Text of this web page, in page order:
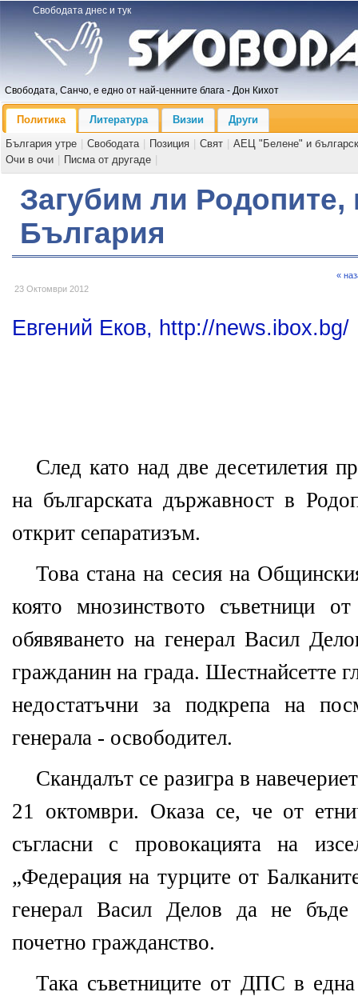
Свободата днес и тук
Свободата, Санчо, е едно от най-ценните блага - Дон Кихот
Политика Литература Визии
Други
България утре
Свободата Позиция Свят
АЕЦ "Белене" и
Очи в очи
Писма от другаде
Загубим ли Родопите,
България
23 Октомври 2012
«
Евгений Еков, http://news.ibox.bg/
След като над две десетилетия
на българската държавност в
открит сепаратизъм.
Това стана на сесия на
която мнозинството съветници
обявяването на генерал Васил
гражданин на града. Шестнайсетте
недостатъчни за подкрепа на
генерала - освободител.
Скандалът се разигра в
21 октомври. Оказа се, че от
съгласни с провокацията на
„Федерация на турците от
генерал Васил Делов да не бъде
почетно гражданство.
Така съветниците от ДПС в една